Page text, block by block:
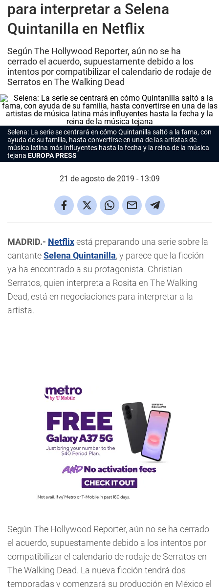
para interpretar a Selena
Quintanilla en Netflix
Según The Hollywood Reporter, aún no se ha
cerrado el acuerdo, supuestamente debido a los
intentos por compatibilizar el calendario de rodaje de
Serratos en The Walking Dead
Selena: La serie se centrará en cómo Quintanilla saltó a la fama, con
ayuda de su familia, hasta convertirse en una de las artistas de
música latina más influyentes hasta la fecha y la reina de la música
tejana EUROPA PRESS
21 de agosto de 2019 - 13:09
MADRID.- Netflixestá preparando una serie sobre la
cantanteSelena Quintanilla, y parece que la ficción
ya ha encontrado a su protagonista. Christian
Serratos, quien interpreta a Rosita en The Walking
Dead, está en negociaciones para interpretar a la
artista.
Según The Hollywood Reporter, aún no se ha cerrado
el acuerdo, supuestamente debido a los intentos por
compatibilizar el calendario de rodaje de Serratos en
The Walking Dead. La nueva ficción tendrá dos
temporadas y comenzará su producción en México el